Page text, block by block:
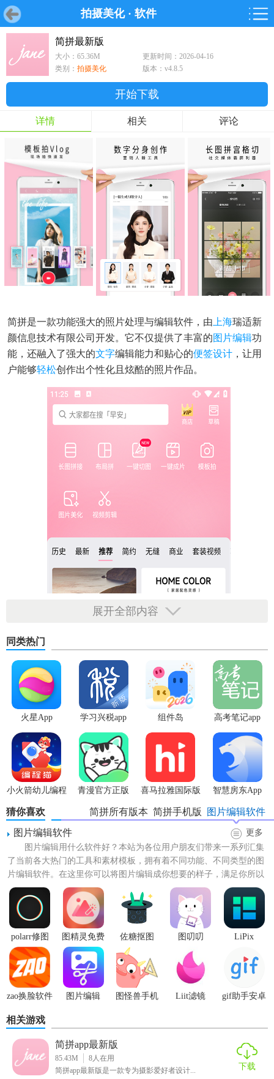
拍摄美化· 软件
游戏
软件 鸿蒙
游戏
鸿蒙
软件
简拼最新版
大小：65.36M
更新时间：2026-04-16
类别： 拍摄美化 版本：v4.8.5
开始下载
详情 相关 评论
简拼是一款功能强大的照片处理与编辑软件，由 上海瑞适新
颜信息技术有限公司开发。它不仅提供了丰富的图片编辑功
能，还融入了强大的文字编辑能力和贴心的便签设计 ，让用
户能够轻松创作出个性化且炫酷的照片作品。
【简拼最新版内容】
名片、长图、VLOG等多种类型，满足用户多元化的修图诉
求。
2. 编辑功能：支持裁剪、分割、复制、删除、音量、变速、
镜像、旋转等多种精确编辑功能，帮助用户挖掘创作的可能
性。
3. 智能字幕：一键将视频原声、音乐
、录音生成字幕，节省
码字时间，提升编辑效率。
4. 风格滤镜：提供清新、日系、胶片、港风、复古等多种风
格滤镜，让用户的照片表达更加丰富多彩。
5. 精选音乐：音乐库涵盖了清新、流行、古典、电音、说唱
的视频氛围。
【简拼最新版技巧】
展开全部内容
同类热门
火星App 学习兴税app
组件岛
WidgetIsland
高考笔记app
小火箭幼儿编程
app
青漫官方正版
喜马拉雅国际版
智慧房东App
猜你喜欢 图片编辑软件
简拼手机版
简拼所有版本
图片编辑软件
更多
图片编辑用什么软件好？本站为各位用户朋友们带来一系列汇集
了当前各大热门的工具和素材模板，拥有着不同功能、不同类型的图
片编辑软件。在这里你可以将图片编辑成你想要的样子，满足你所以
个性化需求，操作简单不繁...
polarr修图
图精灵免费
版
佐糖抠图 图叨叨 LiPix
zao换脸软件
图片编辑
图怪兽手机
Liit滤镜
gif助手安卓
相关游戏
简拼app最新版
85.43M 8人在用
简拼app最新版是一款专为摄影爱好者设计...
下载